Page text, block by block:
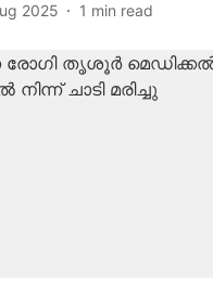
2025 1 min read